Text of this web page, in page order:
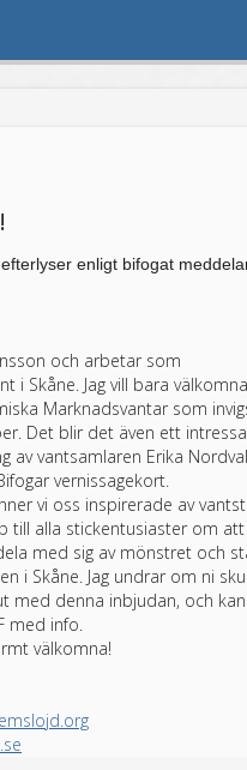
enligt bifogat
och arbetar som
i Skåne. Jag vill bara
Marknadsvantar som
Det blir det även ett
av vantsamlaren Erika
vernissagekort.
vi oss inspirerade av
till alla stickentusiaster om
med sig av mönstret och
i Skåne. Jag undrar om ni
med denna inbjudan, och
med info.
välkomna!